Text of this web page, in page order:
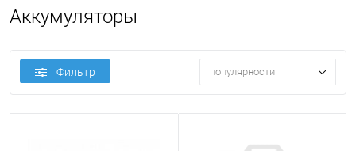
Аккумуляторы
Фильтр популярности